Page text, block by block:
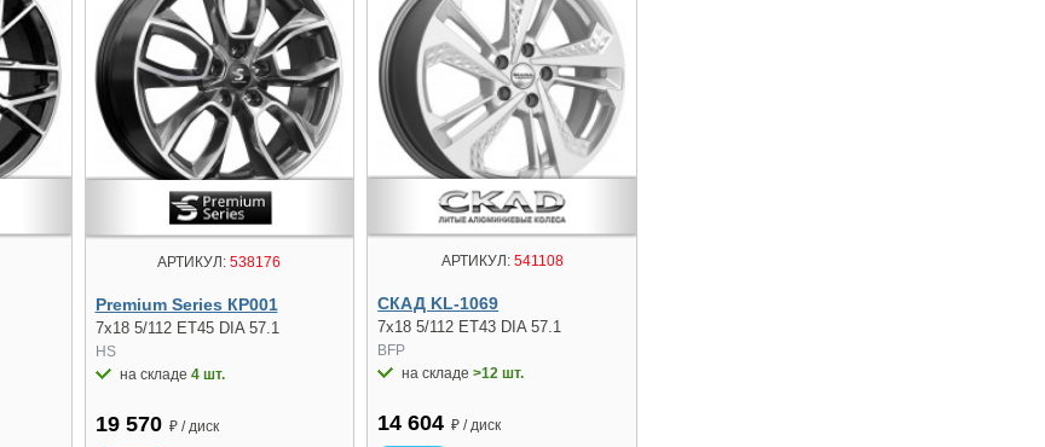
АРТИКУЛ: 538176
Premium Series КР001
7x18 5/112 ET45 DIA 57.1
HS
на складе 4 шт.
19 570 ₽ / диск
АРТИКУЛ:541108
СКАД KL-1069
7x18 5/112 ET43 DIA 57.1
BFP
на складе>12 шт.
14 604 ₽ / диск